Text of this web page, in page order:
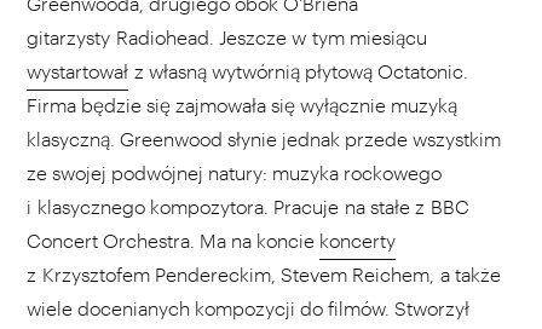
gitarzysty Radiohead. Jeszcze w tym miesiącu
wystartował z własną wytwórnią płytową Octatonic.
Firma będzie się zajmowała się wyłącznie muzyką
klasyczną. Greenwood słynie jednak przede wszystkim
ze swojej podwójnej natury: muzyka rockowego
i klasycznego kompozytora. Pracuje na stałe z BBC
Concert Orchestra. Ma na koncie koncerty
z Krzysztofem Pendereckim, Stevem Reichem, a także
wiele docenianych kompozycji do filmów. Stworzył